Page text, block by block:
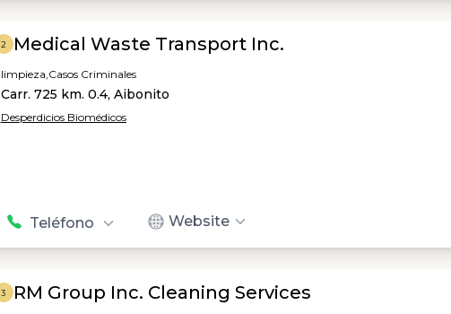
2 Medical Waste Transport Inc.
limpieza,Casos Criminales
Carr. 725 km. 0.4, Aibonito
Desperdicios Biomédicos
Teléfono Website
3 RM Group Inc. Cleaning Services